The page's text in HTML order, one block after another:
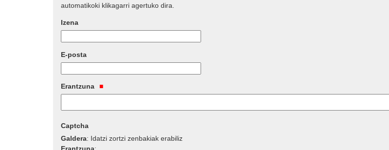
automatikoki klikagarri agertuko dira.
Izena
E-posta
Erantzuna
Captcha
Galdera: Idatzi zortzi zenbakiak erabiliz
Erantzuna: